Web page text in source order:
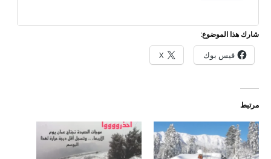
شارك هذا الموضوع:
فيس بوك X
مرتبط